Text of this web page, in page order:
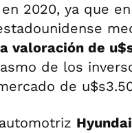
2020, ya que
valoración de
de los
de